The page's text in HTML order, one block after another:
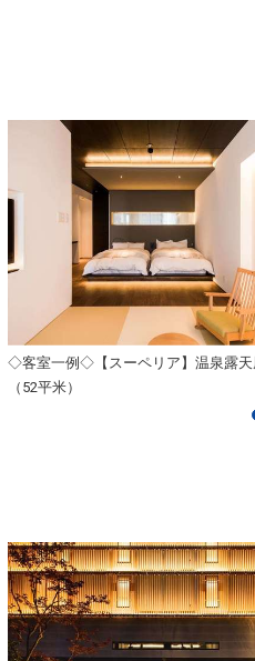
◇客室一例◇【スーペリア】温泉露天
（52平米）